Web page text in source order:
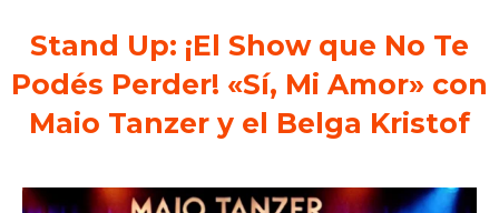
Stand Up: ¡El Show que No Te
Podés Perder! «Sí, Mi Amor» con
Maio Tanzer y el Belga Kristof